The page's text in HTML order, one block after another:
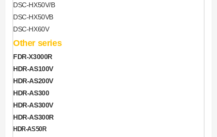
DSC-HX50V/B
DSC-HX50VB
DSC-HX60V
Other series
FDR-X3000R
HDR-AS100V
HDR-AS200V
HDR-AS300
HDR-AS300V
HDR-AS300R
HDR-AS50R